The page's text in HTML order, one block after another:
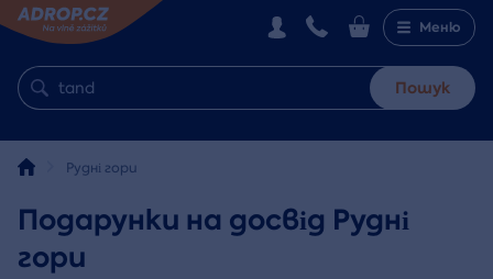
Меню
Пошук
Рудні гори
Подарунки на досвід Рудні
гори